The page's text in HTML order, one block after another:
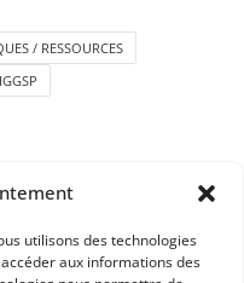
utilisons des technologies
aux informations des
/ RESSOURCES